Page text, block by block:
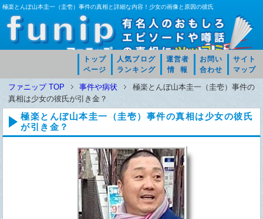
極楽とんぼ山本圭一（圭壱）事件の真相と詳細な内容！少女の画像と原因の彼氏
サイト
マップ
お問い
合わせ
運営者
情 報
人気ブログ
ランキング
トップ
ページ
ファニップ TOP 事件や病状
極楽とんぼ山本圭一（圭壱）事件の
真相は少女の彼氏が引き金？
極楽とんぼ山本圭一（圭壱）事件の真相は少女の彼氏
が引き金？